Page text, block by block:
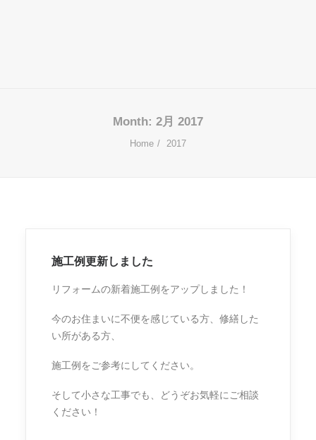
Month: 2月 2017
Home 2017
施工例更新しました
リフォームの新着施工例をアップしました！
今のお住まいに不便を感じている方、修繕した
い所がある方、
施工例をご参考にしてください。
そして小さな工事でも、どうぞお気軽にご相談
ください！